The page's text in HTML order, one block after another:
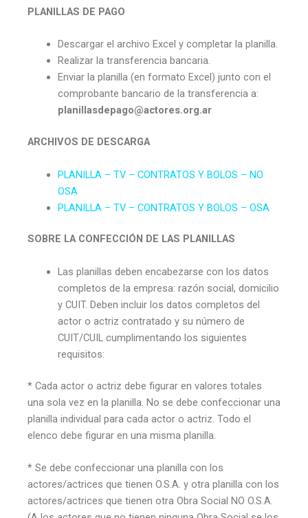
PLANILLAS DE PAGO
Descargar el archivo Excel y completar la planilla.
Realizar la transferencia bancaria.
Enviar la planilla (en formato Excel) junto con el
comprobante bancario de la transferencia a:
planillasdepago@actores.org.ar
ARCHIVOS DE DESCARGA
PLANILLA – TV – CONTRATOS Y BOLOS – NO
OSA
PLANILLA – TV – CONTRATOS Y BOLOS – OSA
SOBRE LA CONFECCIÓN DE LAS PLANILLAS
Las planillas deben encabezarse con los datos
completos de la empresa: razón social, domicilio
y CUIT. Deben incluir los datos completos del
actor o actriz contratado y su número de
CUIT/CUIL cumplimentando los siguientes
requisitos:
* Cada actor o actriz debe figurar en valores totales
una sola vez en la planilla. No se debe confeccionar una
planilla individual para cada actor o actriz. Todo el
elenco debe figurar en una misma planilla.
* Se debe confeccionar una planilla con los
actores/actrices que tienen O.S.A. y otra planilla con los
actores/actrices que tienen otra Obra Social NO O.S.A.